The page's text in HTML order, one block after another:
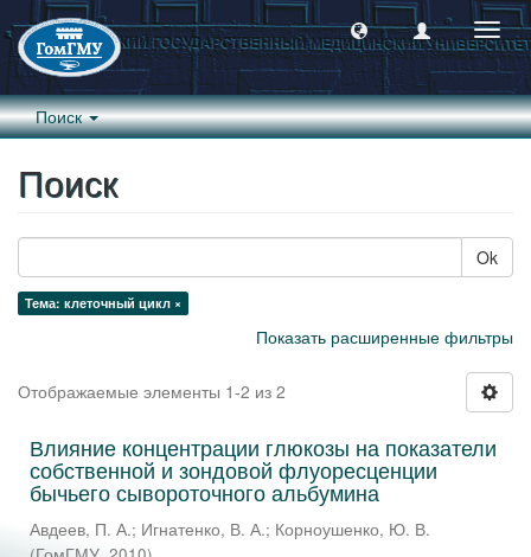
Поиск
Поиск
Ok
Тема: клеточный цикл ×
Показать расширенные фильтры
Отображаемые элементы 1-2 из 2
Влияние концентрации глюкозы на показатели
собственной и зондовой флуоресценции
бычьего сывороточного альбумина
Авдеев, П. А.; Игнатенко, В. А.; Корноушенко, Ю. В.